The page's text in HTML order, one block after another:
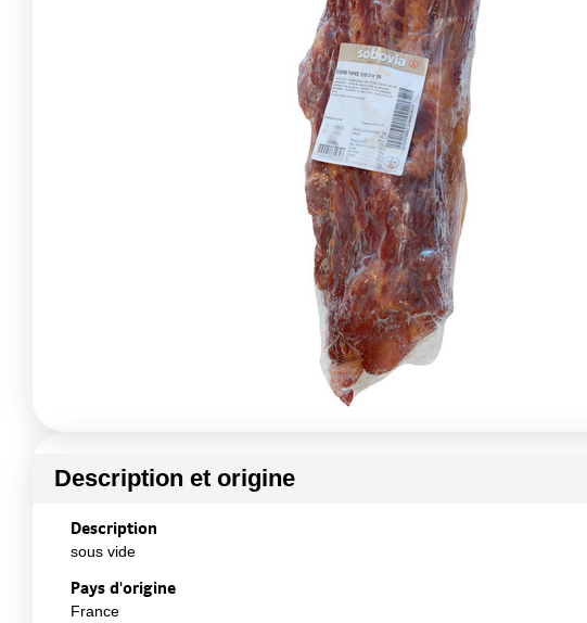
Description et origine
Description
sous vide
Pays d'origine
France